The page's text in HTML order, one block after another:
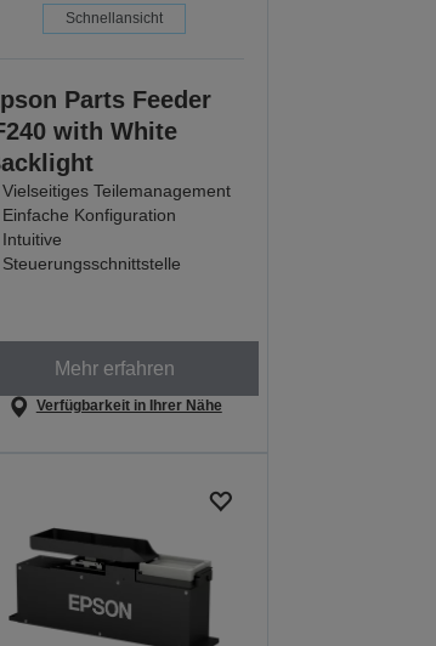
Schnellansicht
Parts Feeder
with White
Vielseitiges Teilemanagement
Einfache Konfiguration
Intuitive
Steuerungsschnittstelle
Mehr erfahren
Verfügbarkeit in Ihrer Nähe